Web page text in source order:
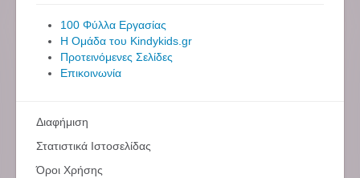
100 Φύλλα Εργασίας
Η Ομάδα του Kindykids.gr
Προτεινόμενες Σελίδες
Επικοινωνία
Διαφήμιση
Στατιστικά Ιστοσελίδας
Όροι Χρήσης